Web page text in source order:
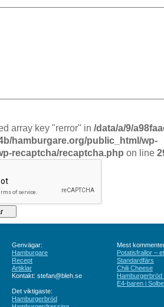
array key "rerror" in /data/a/9/
hamburgare.org/public_html/wp-
recaptcha/recaptcha.php on line
Genvägar:
Hamburgare
Recept
Artiklar
Kontakt: stefan@bleh.se
Mest
Potatisfrallor –
Standardfärs
Chili Cheese
E4-baren i
Det viktigaste:
Hamburgerbröd